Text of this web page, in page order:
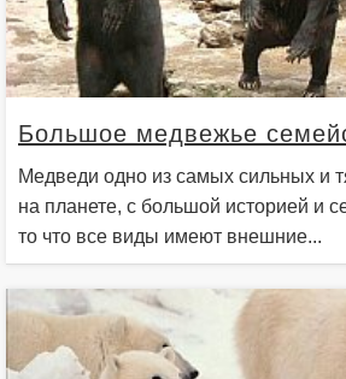
Большое медвежье
Медведи одно из самых сильных и
на планете, с большой историей и
то что все виды имеют внешние...